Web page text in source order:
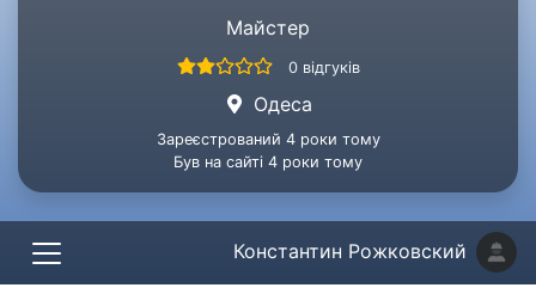
Майстер
0 відгуків
Одеса
Зареєстрований 4 роки тому
Був на сайті 4 роки тому
Константин Рожковский